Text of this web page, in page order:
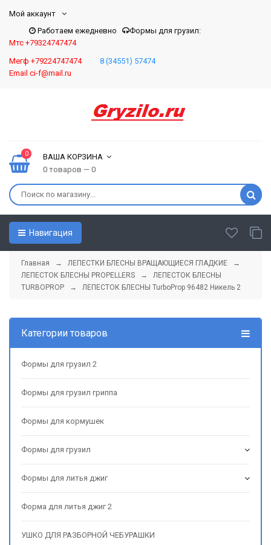
Мой аккаунт
Работаем ежедневно
Формы для грузил:
Мтс +79324747474
Мегф +79224747474
8 (34551) 57474
Email ci-f@mail.ru
0
ВАША КОРЗИНА
0 товаров — 0
Навигация
Главная → ЛЕПЕСТКИ БЛЕСНЫ ВРАЩАЮЩИЕСЯ ГЛАДКИЕ
→
ЛЕПЕСТОК БЛЕСНЫ PROPELLERS
→ ЛЕПЕСТОК БЛЕСНЫ
TURBOPROP
→ ЛЕПЕСТОК БЛЕСНЫ TurboProp 96482 Никель 2
Категории товаров
Формы для грузил 2
Формы для грузил гриппа
Формы для кормушек
Формы для грузил
Формы для литья джиг
Форма для литья джиг 2
УШКО ДЛЯ РАЗБОРНОЙ ЧЕБУРАШКИ